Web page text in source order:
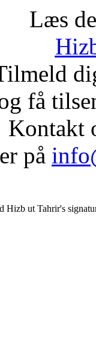
Læs
få
Kontakt
på
ut Tahrir's